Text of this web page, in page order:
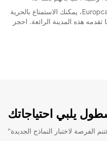
باختيار تأجير السيارات في برلين مع Europcar، يمكنك الاستمتاع بالحرية
هذه المدينة الرائعة. احجز
يلبي احتياجاتك
الفرصة لاختبار النماذج الجديدة